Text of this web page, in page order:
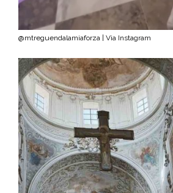
@mtreguendalamiaforza | Via Instagram